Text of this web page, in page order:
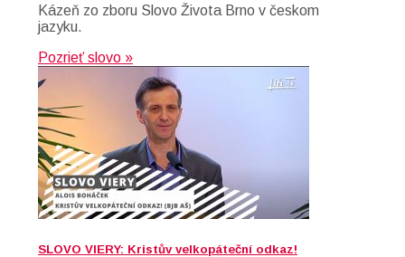
Kázeň zo zboru Slovo Života Brno v českom
jazyku.
Pozrieť slovo »
SLOVO VIERY: Kristův velkopáteční odkaz!